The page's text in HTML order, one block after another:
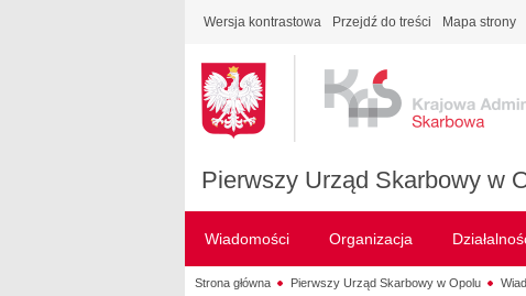
Wersja kontrastowa Przejdź do treści Mapa strony
Pierwszy Urząd Skarbowy w
Wiadomości Organizacja
Strona główna Pierwszy Urząd Skarbowy w Opolu